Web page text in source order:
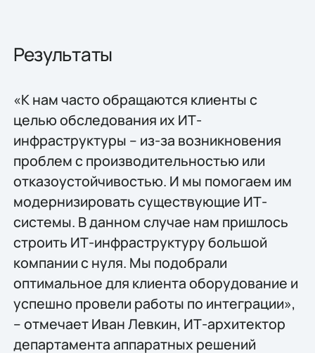
Результаты
«К нам часто обращаются клиенты с
целью обследования их ИТ-
инфраструктуры – из-за возникновения
проблем с производительностью или
отказоустойчивостью. И мы помогаем им
модернизировать существующие ИТ-
системы. В данном случае нам пришлось
строить ИТ-инфраструктуру большой
компании с нуля. Мы подобрали
оптимальное для клиента оборудование и
успешно провели работы по интеграции»,
– отмечает Иван Левкин, ИТ-архитектор
департамента аппаратных решений